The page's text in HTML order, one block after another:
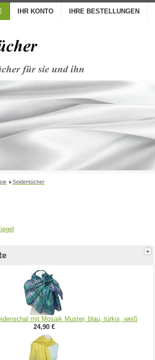
IHR KONTO IHRE BESTELLUNGEN
Seidentücher
mit Mosaik Muster, blau, türkis, weiß
24,90 €